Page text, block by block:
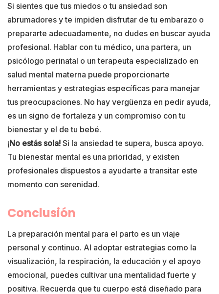
Si sientes que tus miedos o tu ansiedad son
abrumadores y te impiden disfrutar de tu embarazo o
prepararte adecuadamente, no dudes en buscar ayuda
profesional. Hablar con tu médico, una partera, un
psicólogo perinatal o un terapeuta especializado en
salud mental materna puede proporcionarte
herramientas y estrategias específicas para manejar
tus preocupaciones. No hay vergüenza en pedir ayuda,
es un signo de fortaleza y un compromiso con tu
bienestar y el de tu bebé.
¡No estás sola! Si la ansiedad te supera, busca apoyo.
Tu bienestar mental es una prioridad, y existen
profesionales dispuestos a ayudarte a transitar este
momento con serenidad.
Conclusión
La preparación mental para el parto es un viaje
personal y continuo. Al adoptar estrategias como la
visualización, la respiración, la educación y el apoyo
emocional, puedes cultivar una mentalidad fuerte y
positiva. Recuerda que tu cuerpo está diseñado para